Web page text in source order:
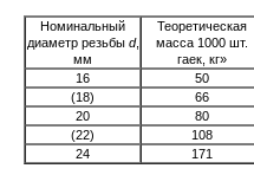
Номинальный
диаметр резьбы d,
мм
Теоретическая
масса 1000 шт.
гаек, кг»
16
50
(18)
66
20
80
(22)
108
24
171